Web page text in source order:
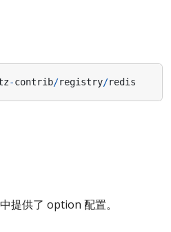
-contrib/registry/redis
提供了 option 配置。